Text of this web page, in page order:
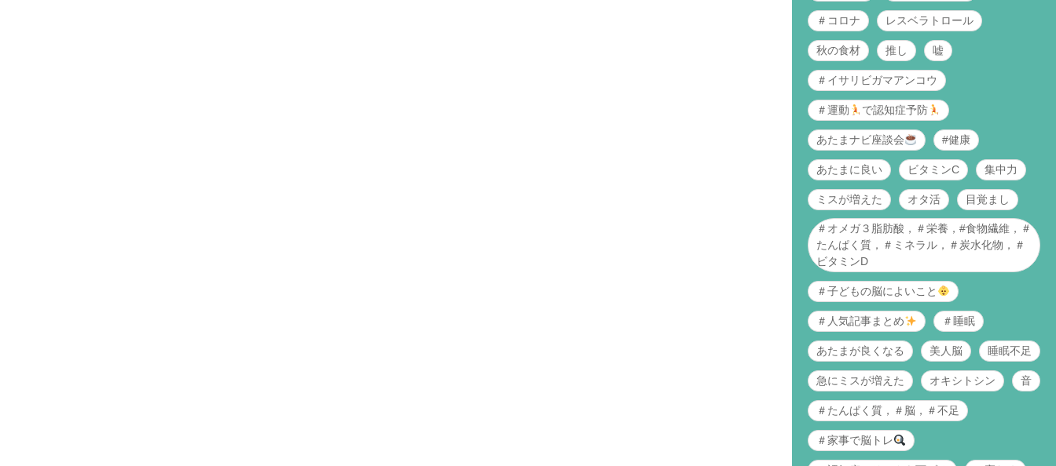
＃コロナ レスベラトロール
秋の食材 推し 嘘
＃イサリビガマアンコウ
＃運動 で認知症予防
あたまナビ座談会 #健康
あたまに良い ビタミンC 集中力
ミスが増えた オタ活 目覚まし
＃オメガ３脂肪酸，＃栄養，#食物繊維，＃
たんぱく質，＃ミネラル，＃炭水化物，＃
ビタミンD
＃子どもの脳によいこと
＃人気記事まとめ ＃睡眠
あたまが良くなる 美人脳 睡眠不足
急にミスが増えた オキシトシン 音
＃たんぱく質，＃脳，＃不足
＃家事で脳トレ